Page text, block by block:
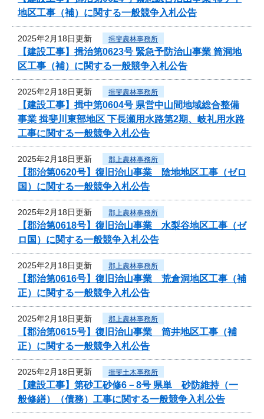
地区工事（補）に関する一般競争入札公告
2025年2月18日更新 揖斐農林事務所
【建設工事】揖治第0623号 緊急予防治山事業 筒洞地
区工事（補）に関する一般競争入札公告
2025年2月18日更新 揖斐農林事務所
【建設工事】揖中第0604号 県営中山間地域総合整備
事業 揖斐川東部地区 下長瀬用水路第2期、岐礼用水路
工事に関する一般競争入札公告
2025年2月18日更新 郡上農林事務所
【郡治第0620号】復旧治山事業 陰地地区工事（ゼロ
国）に関する一般競争入札公告
2025年2月18日更新 郡上農林事務所
【郡治第0618号】復旧治山事業 水梨谷地区工事（ゼ
ロ国）に関する一般競争入札公告
2025年2月18日更新 郡上農林事務所
【郡治第0616号】復旧治山事業 荒倉洞地区工事（補
正）に関する一般競争入札公告
2025年2月18日更新 郡上農林事務所
【郡治第0615号】復旧治山事業 筒井地区工事（補
正）に関する一般競争入札公告
2025年2月18日更新 揖斐土木事務所
【建設工事】第砂工砂修6－8号 県単 砂防維持（一
般修繕）（債務）工事に関する一般競争入札公告